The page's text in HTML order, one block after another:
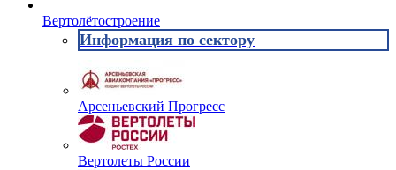
Вертолётостроение
Информация по сектору
Арсеньевский Прогресс
Вертолеты России